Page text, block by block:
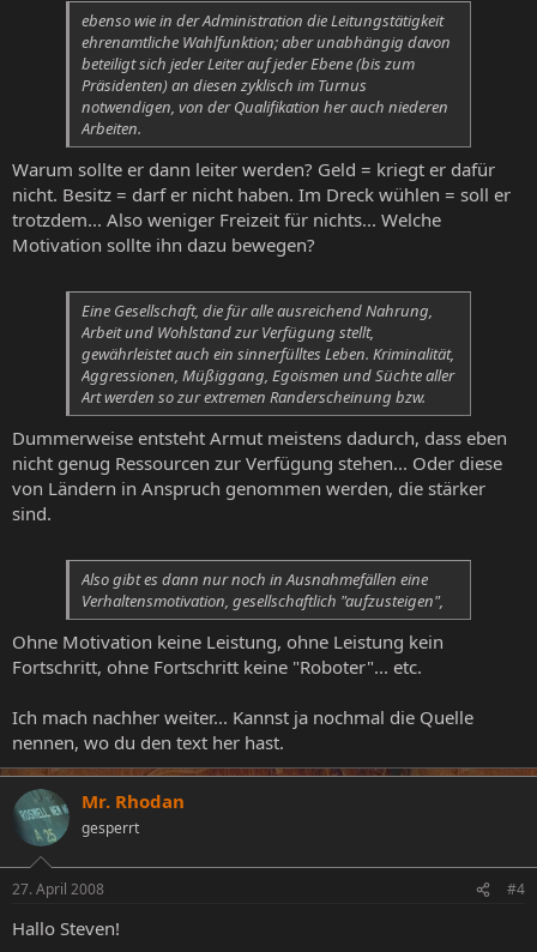
ebenso wie in der Administration die Leitungstätigkeit
ehrenamtliche Wahlfunktion; aber unabhängig davon
beteiligt sich jeder Leiter auf jeder Ebene (bis zum
Präsidenten) an diesen zyklisch im Turnus
notwendigen, von der Qualifikation her auch niederen
Arbeiten.
Warum sollte er dann leiter werden? Geld = kriegt er dafür
nicht. Besitz = darf er nicht haben. Im Dreck wühlen = soll er
trotzdem... Also weniger Freizeit für nichts... Welche
Motivation sollte ihn dazu bewegen?
Eine Gesellschaft, die für alle ausreichend Nahrung,
Arbeit und Wohlstand zur Verfügung stellt,
gewährleistet auch ein sinnerfülltes Leben. Kriminalität,
Aggressionen, Müßiggang, Egoismen und Süchte aller
Art werden so zur extremen Randerscheinung bzw.
Dummerweise entsteht Armut meistens dadurch, dass eben
nicht genug Ressourcen zur Verfügung stehen... Oder diese
von Ländern in Anspruch genommen werden, die stärker
sind.
Also gibt es dann nur noch in Ausnahmefällen eine
Verhaltensmotivation, gesellschaftlich "aufzusteigen",
Ohne Motivation keine Leistung, ohne Leistung kein
Fortschritt, ohne Fortschritt keine "Roboter"... etc.
Ich mach nachher weiter... Kannst ja nochmal die Quelle
nennen, wo du den text her hast.
Mr. Rhodan
gesperrt
27. April 2008 #4
Hallo Steven!